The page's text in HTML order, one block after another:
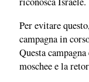
Per evitare
campagna in
Questa
moschee e la